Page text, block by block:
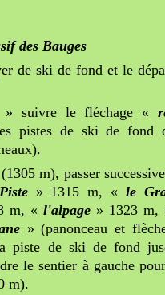
des Bauges
de ski de fond et le
suivre le fléchage «
pistes de ski de fond
m), passer
» 1315 m, «le
m, « l'alpage » 1323 m,
» (panonceau et
piste de ski de fond
le sentier à gauche
m).